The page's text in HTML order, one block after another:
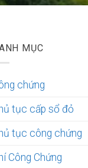
MỤC
chứng
tục cấp sổ đỏ
tục công chứng
Công Chứng